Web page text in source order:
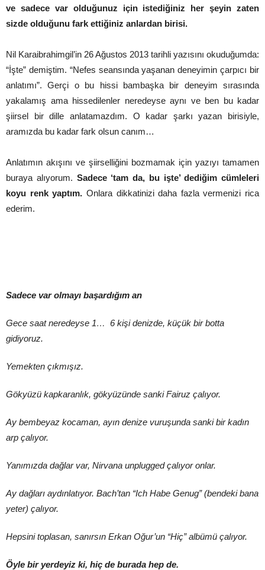
ve sadece var olduğunuz için istediğiniz her şeyin zaten
sizde olduğunu fark ettiğiniz anlardan birisi.
Nil Karaibrahimgil’in 26 Ağustos 2013 tarihli yazısını okuduğumda:
“İşte” demiştim. “Nefes seansında yaşanan deneyimin çarpıcı bir
anlatımı”. Gerçi o bu hissi bambaşka bir deneyim sırasında
yakalamış ama hissedilenler neredeyse aynı ve ben bu kadar
şiirsel bir dille anlatamazdım. O kadar şarkı yazan birisiyle,
aramızda bu kadar fark olsun canım…
Anlatımın akışını ve şiirselliğini bozmamak için yazıyı tamamen
buraya alıyorum. Sadece ‘tam da, bu işte’ dediğim cümleleri
koyu renk yaptım. Onlara dikkatinizi daha fazla vermenizi rica
ederim.
Sadece var olmayı başardığım an
Gece saat neredeyse 1… 6 kişi denizde, küçük bir botta
gidiyoruz.
Yemekten çıkmışız.
Gökyüzü kapkaranlık, gökyüzünde sanki Fairuz çalıyor.
Ay bembeyaz kocaman, ayın denize vuruşunda sanki bir kadın
arp çalıyor.
Yanımızda dağlar var, Nirvana unplugged çalıyor onlar.
Ay dağları aydınlatıyor. Bach’tan “Ich Habe Genug” (bendeki bana
yeter) çalıyor.
Hepsini toplasan, sanırsın Erkan Oğur’un “Hiç” albümü çalıyor.
Öyle bir yerdeyiz ki, hiç de burada hep de.